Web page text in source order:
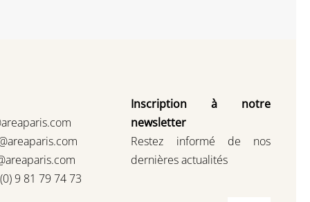
9 81 79 74 73
Inscription à notre
newsletter
Restez informé de nos
dernières actualités